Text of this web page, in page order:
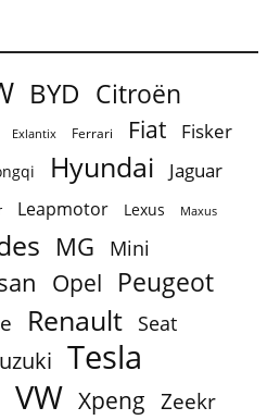
BYD Citroën
Exlantix Ferrari Fiat Fisker
Hyundai Jaguar
Leapmotor Lexus Maxus
MG Mini
Opel Peugeot
Renault Seat
Tesla
VW Xpeng Zeekr